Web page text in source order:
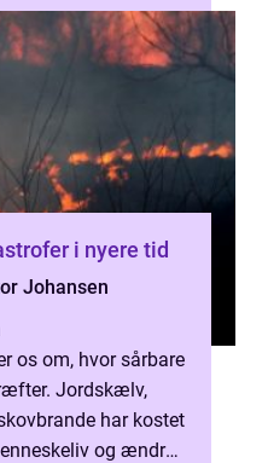
i nyere tid
Johansen
os om, hvor sårbare
Jordskælv,
har kostet
og ændret